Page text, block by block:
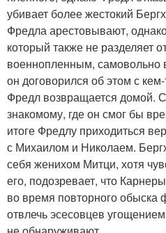
убивает более жестокий
Фредла арестовывают,
который также не разделяет
военнопленным, самовольно
он договорился об этом с
Фредл возвращается домой.
знакомому, где он смог бы
итоге Фредлу приходиться
с Михаилом и Николаем.
себя женихом Митци, хотя
его, подозревает, что
во время повторного обыска
отвлечь эсесовцев